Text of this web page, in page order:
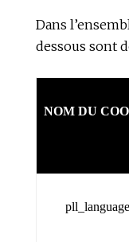
Dans
dessous sont
NOM DU
pll_language